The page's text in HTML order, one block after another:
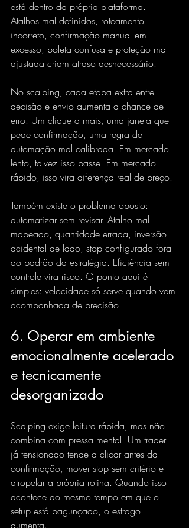
está dentro da própria plataforma.
Atalhos mal definidos, roteamento
incorreto, confirmação manual em
excesso, boleta confusa e proteção mal
ajustada criam atraso desnecessário.
No scalping, cada etapa extra entre
decisão e envio aumenta a chance de
erro. Um clique a mais, uma janela que
pede confirmação, uma regra de
automação mal calibrada. Em mercado
lento, talvez isso passe. Em mercado
rápido, isso vira diferença real de preço.
Também existe o problema oposto:
automatizar sem revisar. Atalho mal
mapeado, quantidade errada, inversão
acidental de lado, stop configurado fora
do padrão da estratégia. Eficiência sem
controle vira risco. O ponto aqui é
simples: velocidade só serve quando vem
acompanhada de precisão.
6. Operar em ambiente
emocionalmente acelerado
e tecnicamente
desorganizado
Scalping exige leitura rápida, mas não
combina com pressa mental. Um trader
já tensionado tende a clicar antes da
confirmação, mover stop sem critério e
atropelar a própria rotina. Quando isso
acontece ao mesmo tempo em que o
setup está bagunçado, o estrago
aumenta.